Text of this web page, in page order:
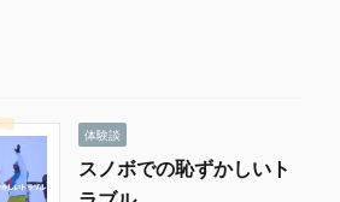
体験談
スノボでの恥ずかしいト